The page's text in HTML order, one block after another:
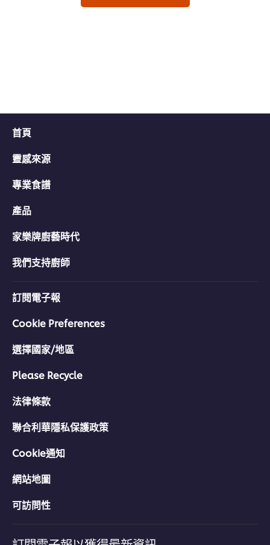
首頁
靈感來源
專業食譜
產品
家樂牌廚藝時代
我們支持廚師
訂閱電子報
Cookie Preferences
選擇國家/地區
Please Recycle
法律條款
聯合利華隱私保護政策
Cookie通知
網站地圖
可訪問性